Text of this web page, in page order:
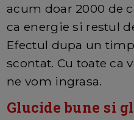
acum doar 2000 de
ca energie si restul
Efectul dupa un
scontat. Cu toate ca
ne vom ingrasa.
Glucide bune si